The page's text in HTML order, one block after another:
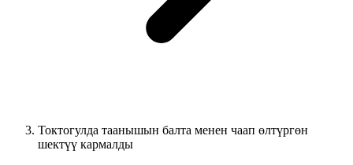
Токтогулда таанышын балта менен чаап өлтүргөн
шектүү кармалды